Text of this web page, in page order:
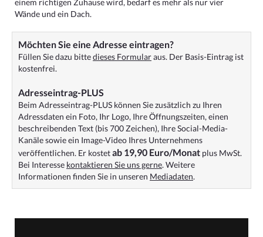
Wände und ein Dach.
Möchten Sie eine Adresse eintragen?
Füllen Sie dazu bittedieses Formularaus. Der Basis-Eintrag ist
kostenfrei.
Adresseintrag-PLUS
Beim Adresseintrag-PLUS können Sie zusätzlich zu Ihren
Adressdaten ein Foto, Ihr Logo, Ihre Öffnungszeiten, einen
beschreibenden Text (bis 700 Zeichen), Ihre Social-Media-
Kanäle sowie ein Image-Video Ihres Unternehmens
veröffentlichen. Er kostetab 19,90 Euro/Monat plus MwSt.
Bei Interesse kontaktieren Sie uns gerne. Weitere
Informationen finden Sie in unseren Mediadaten.